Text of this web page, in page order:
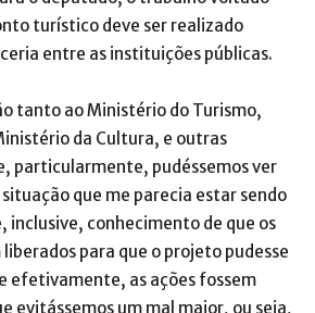
turístico deve ser realizado
entre as instituições públicas.
tanto ao Ministério do Turismo,
da Cultura, e outras
particularmente, pudéssemos ver
que me parecia estar sendo
inclusive, conhecimento de que os
para que o projeto pudesse
efetivamente, as ações fossem
evitássemos um mal maior, ou seja,